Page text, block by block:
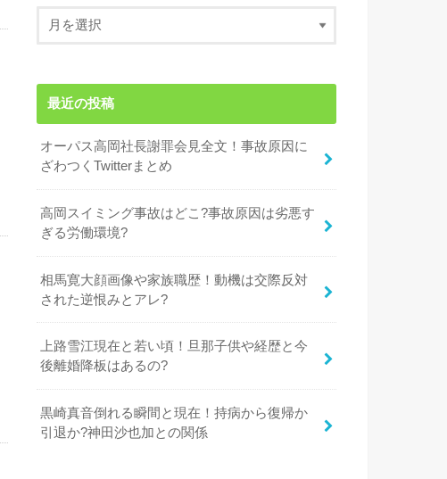
最近の投稿
オーパス高岡社長謝罪会見全文！事故原因に
ざわつくTwitterまとめ
高岡スイミング事故はどこ?事故原因は劣悪す
ぎる労働環境?
相馬寛大顔画像や家族職歴！動機は交際反対
された逆恨みとアレ?
上路雪江現在と若い頃！旦那子供や経歴と今
後離婚降板はあるの?
黒崎真音倒れる瞬間と現在！持病から復帰か
引退か?神田沙也加との関係